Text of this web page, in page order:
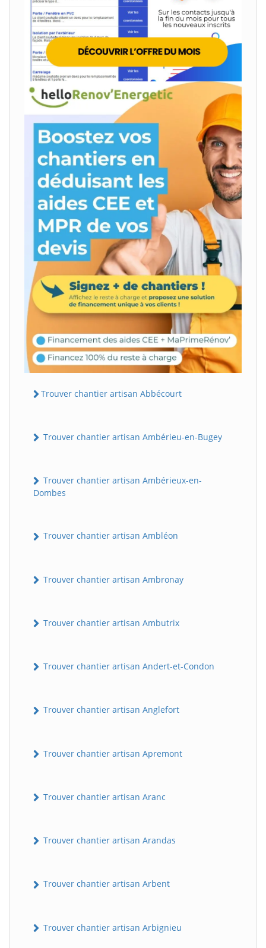
Trouver chantier artisan Abbécourt
Trouver chantier artisan Ambérieu-en-Bugey
Trouver chantier artisan Ambérieux-en-
Dombes
Trouver chantier artisan Ambléon
Trouver chantier artisan Ambronay
Trouver chantier artisan Ambutrix
Trouver chantier artisan Andert-et-Condon
Trouver chantier artisan Anglefort
Trouver chantier artisan Apremont
Trouver chantier artisan Aranc
Trouver chantier artisan Arandas
Trouver chantier artisan Arbent
Trouver chantier artisan Arbignieu